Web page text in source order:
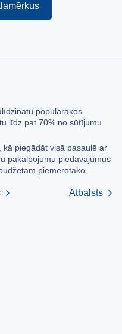
populārākos
līdz pat 70% no sūtījumu
kā piegādāt visā pasaulē ar
pakalpojumu piedāvājumus
piemērotāko.
chevron_right Atbalsts chevron_right